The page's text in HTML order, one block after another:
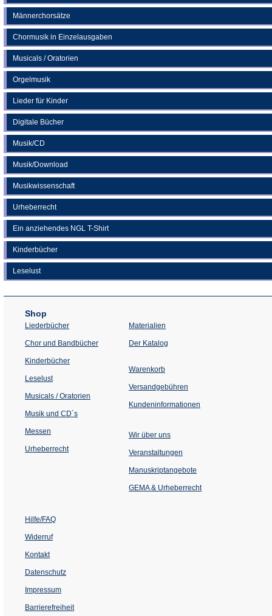
Männerchorsätze
Chormusik in Einzelausgaben
Musicals / Oratorien
Orgelmusik
Lieder für Kinder
Digitale Bücher
Musik/CD
Musik/Download
Musikwissenschaft
Urheberrecht
Ein anziehendes NGL T-Shirt
Kinderbücher
Leselust
Shop
Liederbücher
Chor und Bandbücher
Kinderbücher
Leselust
Musicals / Oratorien
Musik und CD´s
Messen
Urheberrecht
Materialien
Der Katalog
Warenkorb
Versandgebühren
Kundeninformationen
Wir über uns
Veranstaltungen
einem
Tab)
Manuskriptangebote
GEMA & Urheberrecht
Hilfe/FAQ
Widerruf
Kontakt
Datenschutz
Impressum
Barrierefreiheit